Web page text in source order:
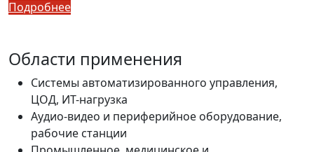
Подробнее
Области применения
Системы автоматизированного управления,
ЦОД, ИТ-нагрузка
Аудио-видео и периферийное оборудование,
рабочие станции